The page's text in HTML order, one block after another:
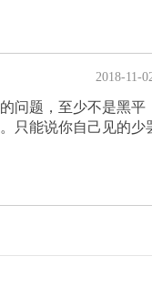
2018-11-
问题，至少不是黑平
只能说你自己见的少